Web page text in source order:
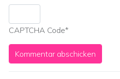
CAPTCHA Code*